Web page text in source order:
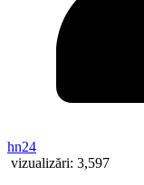
hn24
vizualizări: 3,597